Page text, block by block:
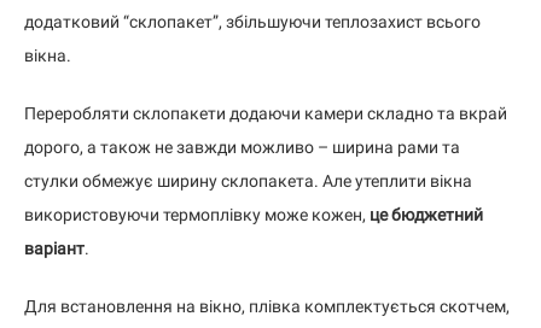
додатковий “склопакет”, збільшуючи теплозахист всього
вікна.
Переробляти склопакети додаючи камери складно та вкрай
дорого, а також не завжди можливо – ширина рами та
стулки обмежує ширину склопакета. Але утеплити вікна
використовуючи термоплівку може кожен, це бюджетний
варіант.
Для встановлення на вікно, плівка комплектується скотчем,